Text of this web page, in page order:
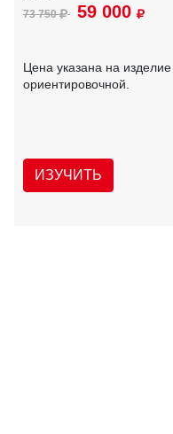
73 750 59 000
Цена указана на
ориентировочной.
ИЗУЧИТЬ